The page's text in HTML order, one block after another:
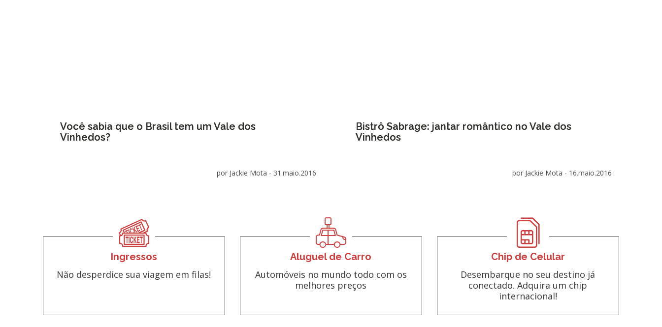
Você sabia que o Brasil tem um Vale dos
Vinhedos?
por Jackie Mota - 31.maio.2016
Bistrô Sabrage: jantar romântico no Vale dos
Vinhedos
por Jackie Mota - 16.maio.2016
Ingressos
Não desperdice sua viagem em filas!
Aluguel de Carro
Automóveis no mundo todo com os
melhores preços
Chip de Celular
Desembarque no seu destino já
conectado. Adquira um chip
internacional!